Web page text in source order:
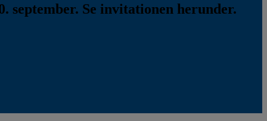
september. Se invitationen herunder.